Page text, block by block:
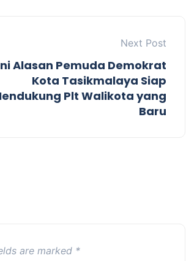
Next Post
Alasan Pemuda Demokrat
Kota Tasikmalaya Siap
Plt Walikota yang
Baru
are marked *